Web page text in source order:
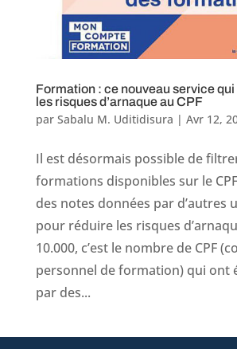
Formation : ce nouveau service
les risques d’arnaque au CPF
par Sabalu M. Uditidisura | Avr 12,
Il est désormais possible de
formations disponibles sur le
des notes données par d’autres
pour réduire les risques
10.000, c’est le nombre de CPF
personnel de formation) qui ont
par des...